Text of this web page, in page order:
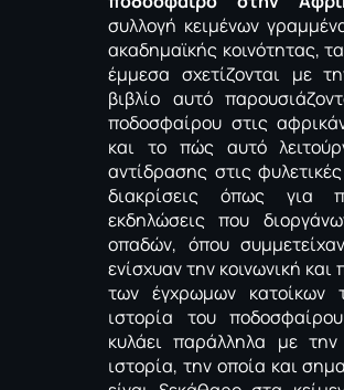
συλλογή κειμένων
ακαδημαϊκής κοινότητας,
έμμεσα σχετίζονται με
βιβλίο αυτό
ποδοσφαίρου στις
και το πώς αυτό
αντίδρασης στις
διακρίσεις όπως για
εκδηλώσεις που
οπαδών, όπου
ενίσχυαν την κοινωνική και
των έγχρωμων κατοίκων
ιστορία του
κυλάει παράλληλα με την
ιστορία, την οποία και